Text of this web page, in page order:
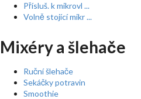
Přísluš. k mikrovl ...
Volně stojící mikr ...
Mixéry a šlehače
Ruční šlehače
Sekáčky potravin
Smoothie